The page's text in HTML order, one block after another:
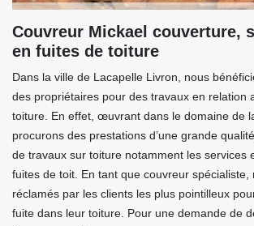
Couvreur Mickael couverture,
en fuites de toiture
Dans la ville de Lacapelle Livron, nous
des propriétaires pour des travaux en relation
toiture. En effet, œuvrant dans le domaine de
procurons des prestations d’une grande
de travaux sur toiture notamment les services
fuites de toit. En tant que couvreur spécialiste,
réclamés par les clients les plus pointilleux
fuite dans leur toiture. Pour une demande de